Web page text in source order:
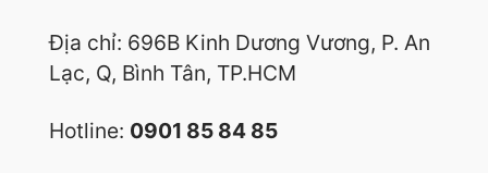
Địa chỉ: 696B Kinh Dương Vương, P. An
Lạc, Q, Bình Tân, TP.HCM
Hotline: 0901 85 84 85